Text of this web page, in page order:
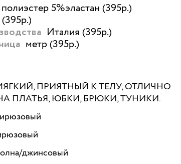
5%эластан (395р.)
Италия (395р.)
метр (395р.)
ПРИЯТНЫЙ К ТЕЛУ, ОТЛИЧНО
ПЛАТЬЯ, ЮБКИ, БРЮКИ, ТУНИКИ.
джинсовый